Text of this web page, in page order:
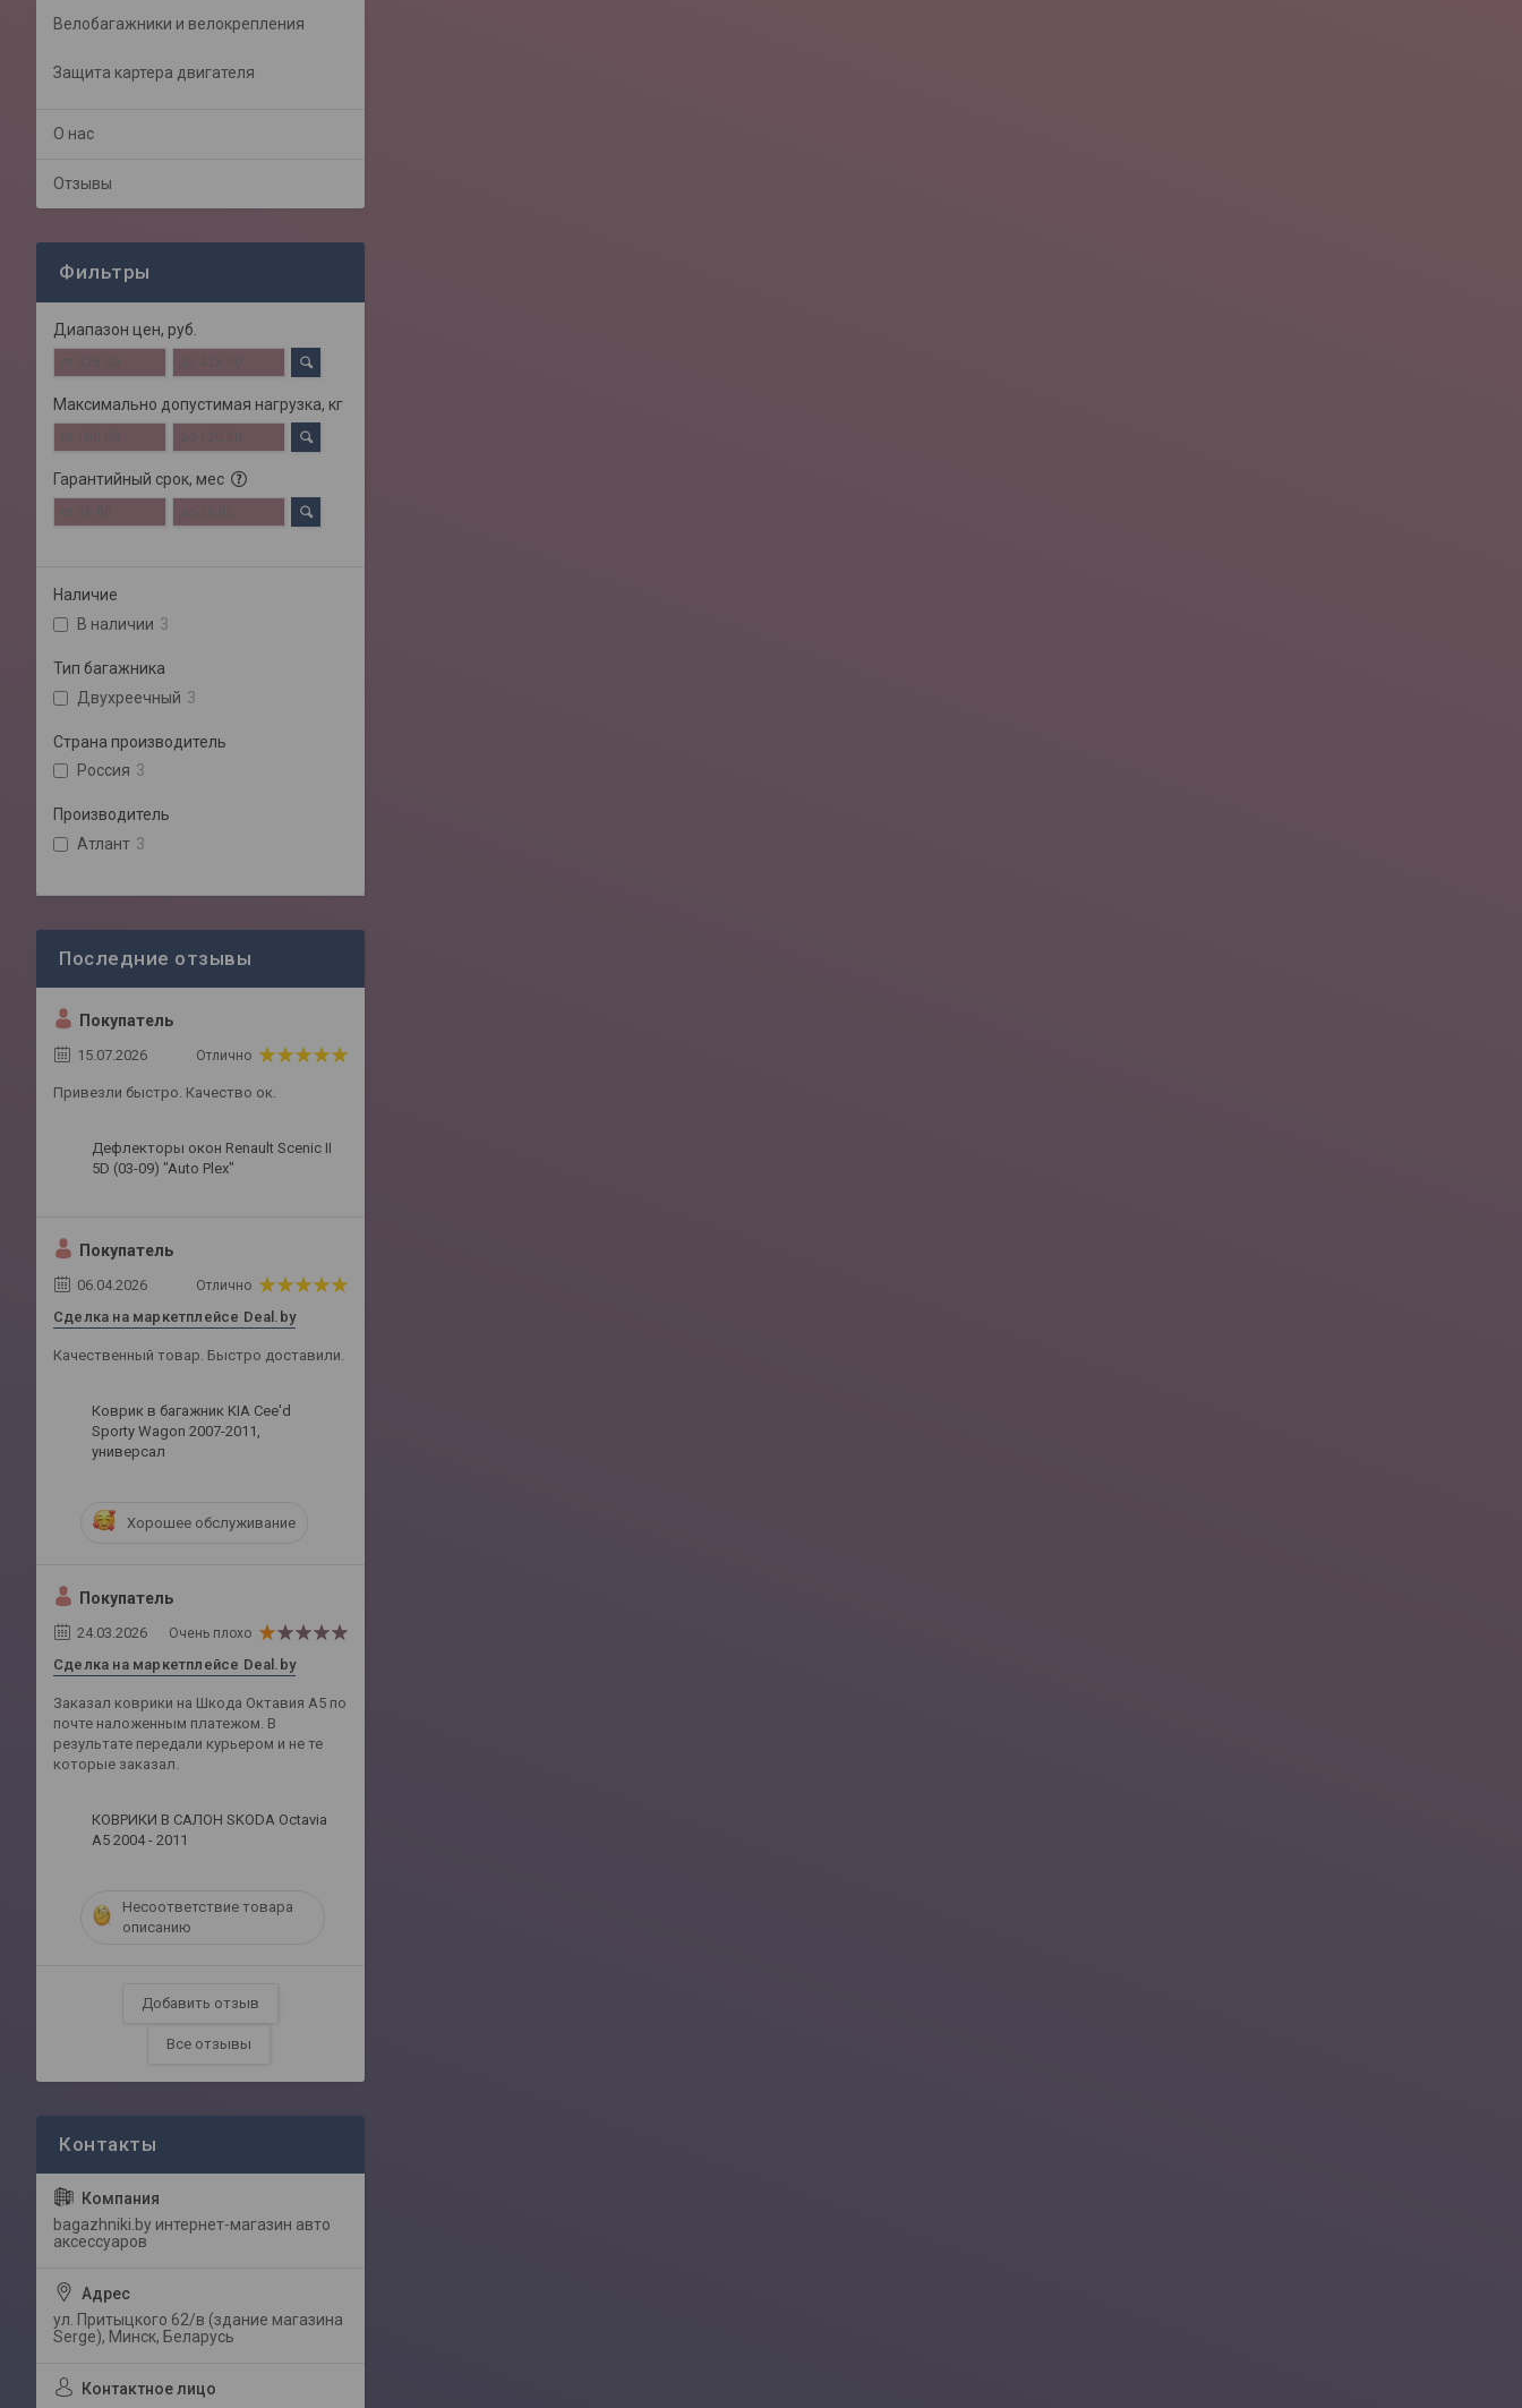
Велобагажники и велокрепления
Защита картера двигателя
О нас
Отзывы
Фильтры
Диапазон цен, руб.
Максимально допустимая нагрузка, кг
Гарантийный срок, мес
Наличие
В наличии 3
Тип багажника
Двухреечный 3
Страна производитель
Россия 3
Производитель
Атлант 3
Покупатель
15.07.2026 Отлично
Привезли быстро. Качество ок.
Дефлекторы окон Renault Scenic II
5D (03-09) "Auto Plex"
Покупатель
06.04.2026 Отлично
Сделка на маркетплейсе Deal.by
Качественный товар. Быстро доставили.
Коврик в багажник KIA Cee'd
Sporty Wagon 2007-2011,
универсал
Хорошее обслуживание
Покупатель
24.03.2026 Очень плохо
Сделка на маркетплейсе Deal.by
Заказал коврики на Шкода Октавия А5 по
почте наложенным платежом. В
результате передали курьером и не те
которые заказал.
КОВРИКИ В САЛОН SKODA Octavia
A5 2004 - 2011
Несоответствие товара
описанию
Добавить отзыв
Все отзывы
bagazhniki.by интернет-магазин авто
аксессуаров
ул. Притыцкого 62/в (здание магазина
Serge), Минск, Беларусь